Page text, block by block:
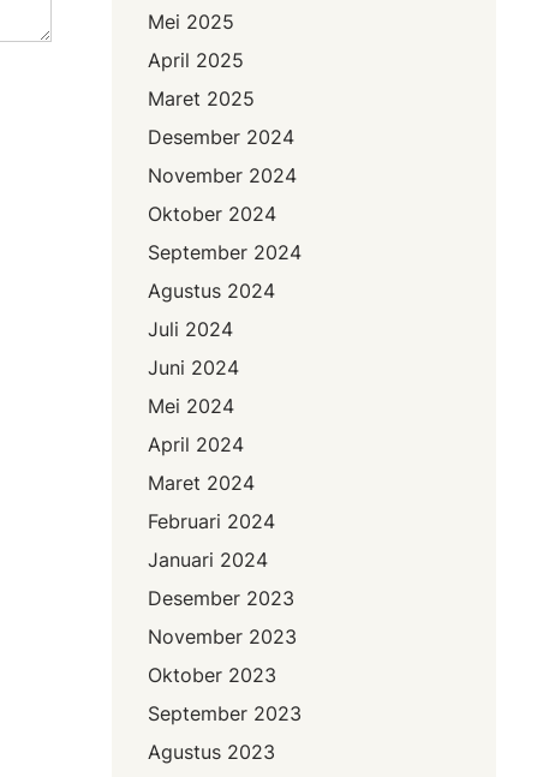
Mei 2025
April 2025
Maret 2025
Desember 2024
November 2024
Oktober 2024
September 2024
Agustus 2024
Juli 2024
Juni 2024
Mei 2024
April 2024
Maret 2024
Februari 2024
Januari 2024
Desember 2023
November 2023
Oktober 2023
September 2023
Agustus 2023